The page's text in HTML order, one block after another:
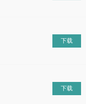
下载
下载